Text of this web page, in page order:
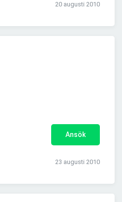
20 augusti 2010
Ansök
23 augusti 2010